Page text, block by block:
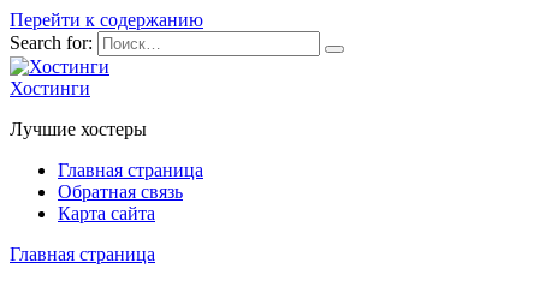
Перейти к содержанию
Search for:
Хостинги
Лучшие хостеры
Главная страница
Обратная связь
Карта сайта
Главная страница